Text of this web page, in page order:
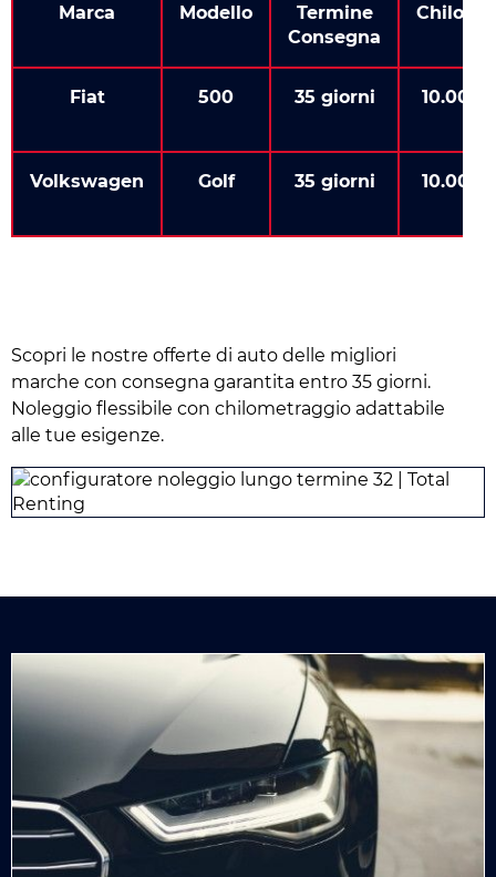
Marca Modello
Termine
Consegna
Fiat 500 35 giorni
10.000
Volkswagen Golf 35 giorni
10.000
Scopri le nostre offerte di auto delle migliori
marche con consegna garantita entro 35 giorni.
Noleggio flessibile con chilometraggio adattabile
alle tue esigenze.